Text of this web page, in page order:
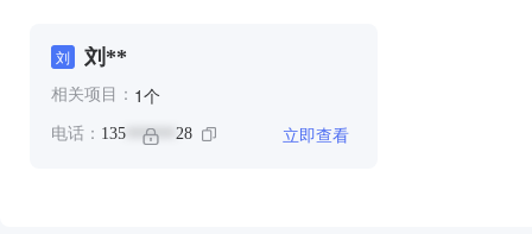
刘 刘**
相关项目： 1个
电话： 135 ****** 28 立即查看